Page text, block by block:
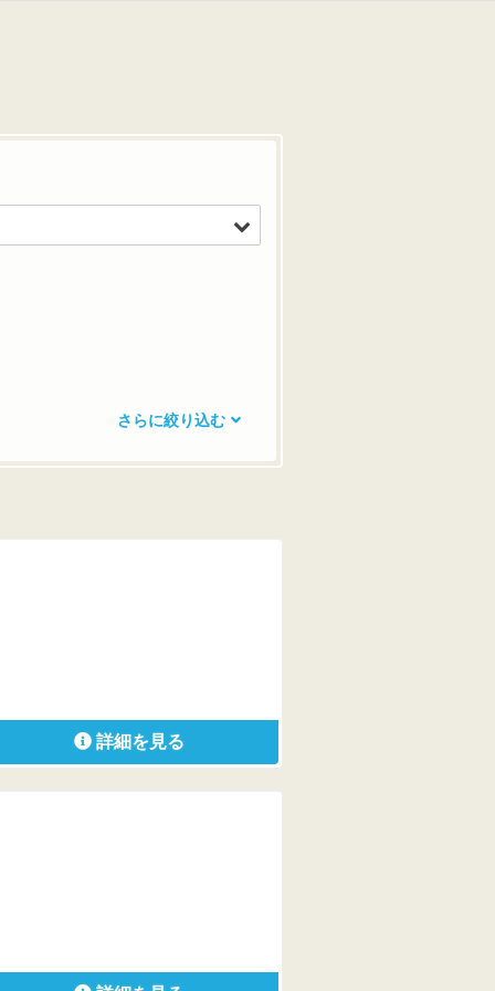
さらに絞り込む
詳細を見る